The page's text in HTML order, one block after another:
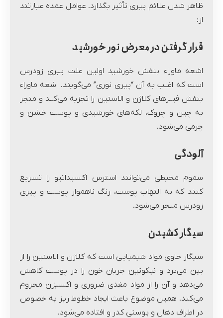
ظاهر شدن علائم پیری تأثیر بگذارد. عوامل عمده عبارتند
از:
قرار گرفتن در معرض نور خورشید
اشعه ماوراء بنفش خورشید اولین علت پیری زودرس
است که اغلب به آن “پیری نوری” می‌گویند. اشعه ماوراء
بنفش فیبرهای کلاژن و الاستین را تجزیه می‌کند و منجر
به چین و چروک، لکه‌های خورشیدی و پوست خشن و
چرمی می‌شود.
آلودگی
سموم محیطی می‌توانند استرس اکسیداتیو را تسریع
کنند که به التهاب پوست، رنگ ناهموار پوست و پیری
زودرس منجر می‌شود.
سیگار کشیدن
سیگار حاوی مواد شیمیایی است که کلاژن و الاستین را از
بین می‌برد و نیکوتین جریان خون را در پوست کاهش
می‌دهد و آن را از مواد مغذی ضروری و اکسیژن محروم
می‌کند. همین موضوع باعث ایجاد خطوط ریز به خصوص
در اطراف دهان و پوستی کدر و افتاده می‌شود.